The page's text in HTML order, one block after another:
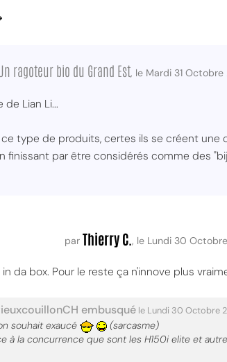
ragoteur bio du Grand Est, le Mardi 31
Lian Li...
type de produits, certes ils se créent une
finissant par être considérés comme des
par Thierry C. , le Lundi 30
box. Pour le reste ça n'innove plus
embusqué le Lundi 30 Octobre
souhait exaucé
(sarcasme)
la concurrence que sont les H150i elite et